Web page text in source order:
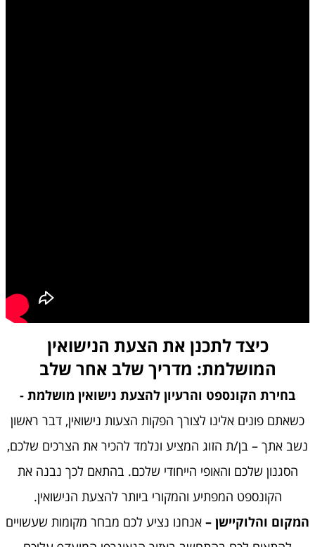
כיצד לתכנן את הצעת הנישואין
המושלמת: מדריך שלב אחר שלב
בחירת הקונספט והרעיון להצעת נישואין מושלמת -
כשאתם פונים אלינו לצורך הפקות הצעות נישואין, דבר ראשון
נשב אתך – בן/ת הזוג המציע ונלמד להכיר את הצרכים שלכם,
הסגנון שלכם והאופי הייחודי שלכם. בהתאם לכך נבנה את
הקונספט המפתיע והמקורי ביותר להצעת הנישואין.
המקום והלוקיישן – אנחנו נציע לכם מבחר מקומות שעשויים